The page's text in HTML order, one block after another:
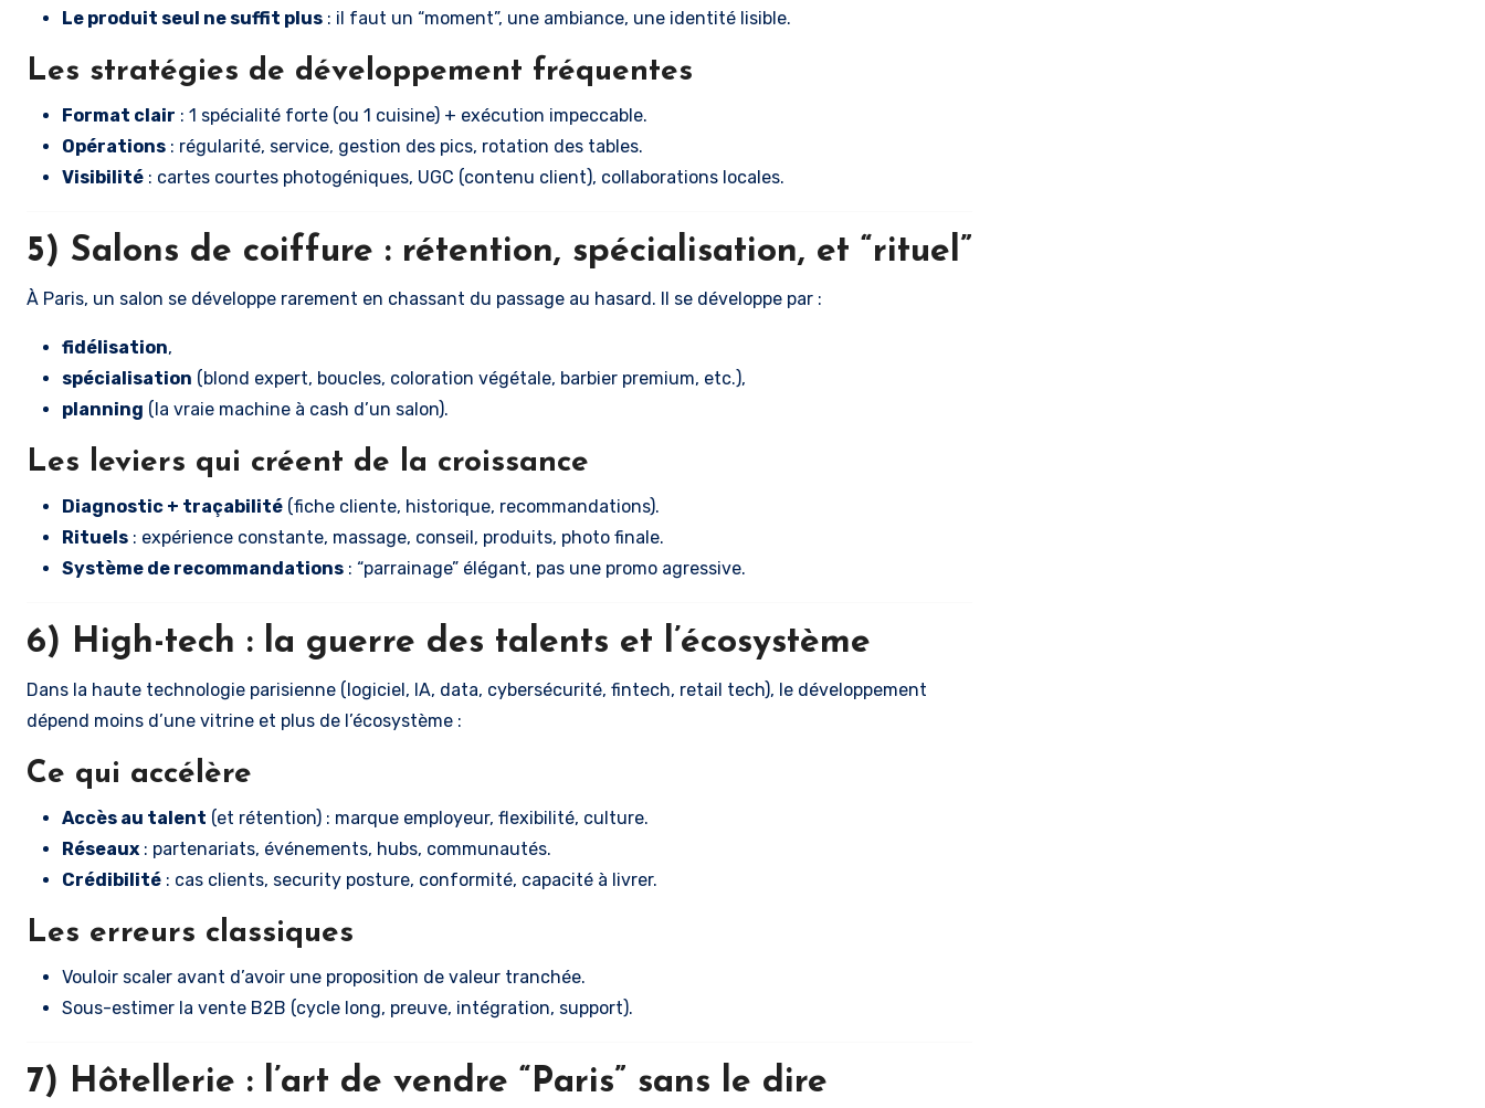
Le produit seul ne suffit plus : il faut un “moment”, une ambiance, une identité lisible.
Les stratégies de développement fréquentes
Format clair : 1 spécialité forte (ou 1 cuisine) + exécution impeccable.
Opérations : régularité, service, gestion des pics, rotation des tables.
Visibilité : cartes courtes photogéniques, UGC (contenu client), collaborations locales.
5) Salons de coiffure : rétention, spécialisation, et “rituel”
À Paris, un salon se développe rarement en chassant du passage au hasard. Il se développe par :
fidélisation,
spécialisation (blond expert, boucles, coloration végétale, barbier premium, etc.),
planning (la vraie machine à cash d’un salon).
Les leviers qui créent de la croissance
Diagnostic + traçabilité (fiche cliente, historique, recommandations).
Rituels : expérience constante, massage, conseil, produits, photo finale.
Système de recommandations : “parrainage” élégant, pas une promo agressive.
6) High-tech : la guerre des talents et l’écosystème
Dans la haute technologie parisienne (logiciel, IA, data, cybersécurité, fintech, retail tech), le développement
dépend moins d’une vitrine et plus de l’écosystème :
Ce qui accélère
Accès au talent (et rétention) : marque employeur, flexibilité, culture.
Réseaux : partenariats, événements, hubs, communautés.
Crédibilité : cas clients, security posture, conformité, capacité à livrer.
Les erreurs classiques
Vouloir scaler avant d’avoir une proposition de valeur tranchée.
Sous-estimer la vente B2B (cycle long, preuve, intégration, support).
7) Hôtellerie : l’art de vendre “Paris” sans le dire